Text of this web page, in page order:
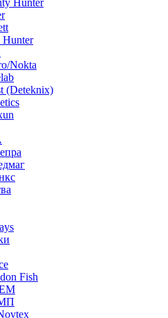
Hunter
Hunter
Nokta
(Deteknix)
Fish